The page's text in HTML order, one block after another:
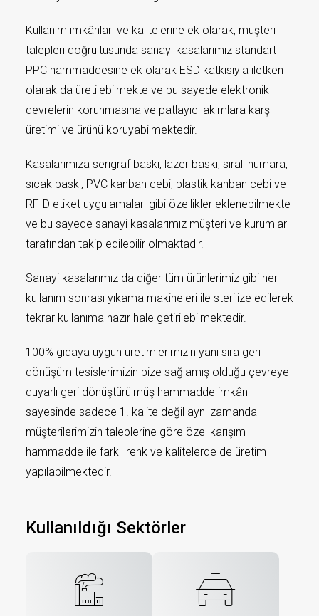
Kullanım imkânları ve kalitelerine ek olarak, müşteri
talepleri doğrultusunda sanayi kasalarımız standart
PPC hammaddesine ek olarak ESD katkısıyla iletken
olarak da üretilebilmekte ve bu sayede elektronik
devrelerin korunmasına ve patlayıcı akımlara karşı
üretimi ve ürünü koruyabilmektedir.
Kasalarımıza serigraf baskı, lazer baskı, sıralı numara,
sıcak baskı, PVC kanban cebi, plastik kanban cebi ve
RFID etiket uygulamaları gibi özellikler eklenebilmekte
ve bu sayede sanayi kasalarımız müşteri ve kurumlar
tarafından takip edilebilir olmaktadır.
Sanayi kasalarımız da diğer tüm ürünlerimiz gibi her
kullanım sonrası yıkama makineleri ile sterilize edilerek
tekrar kullanıma hazır hale getirilebilmektedir.
100% gıdaya uygun üretimlerimizin yanı sıra geri
dönüşüm tesislerimizin bize sağlamış olduğu çevreye
duyarlı geri dönüştürülmüş hammadde imkânı
sayesinde sadece 1. kalite değil aynı zamanda
müşterilerimizin taleplerine göre özel karışım
hammadde ile farklı renk ve kalitelerde de üretim
yapılabilmektedir.
Kullanıldığı Sektörler